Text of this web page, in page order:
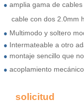
●amplia gama de
cable con dos 2.0mm
● Multimodo y soltero
● Intermateable a otro
● montaje sencillo que
●acoplamiento
solicitud